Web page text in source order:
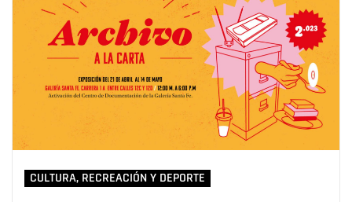
CULTURA, RECREACIÓN Y DEPORTE